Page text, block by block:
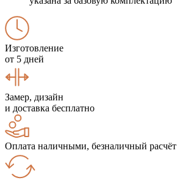
Изготовление
от 5 дней
Замер, дизайн
и доставка бесплатно
Оплата наличными, безналичный расчёт